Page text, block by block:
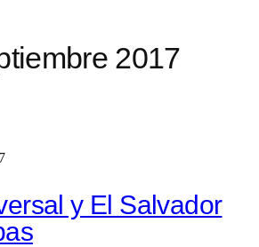
2017
y El Salvador